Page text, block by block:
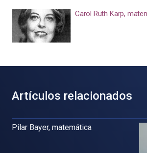
Carol Ruth Karp,
Artículos relacionados
Pilar Bayer, matemática